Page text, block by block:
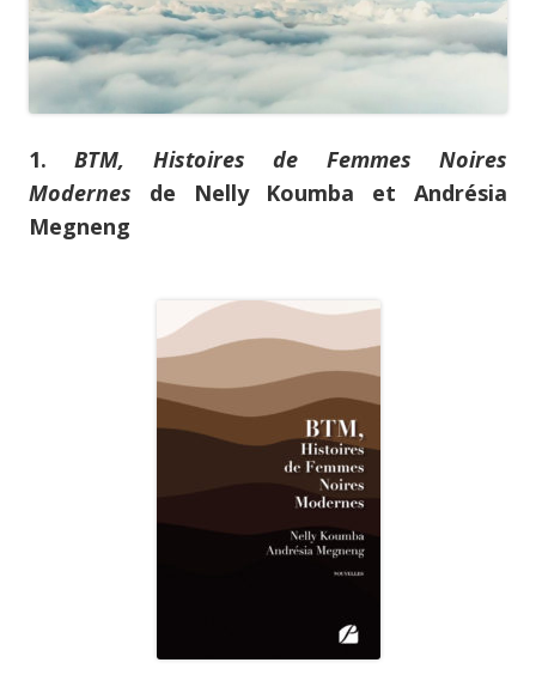
1.BTM, Histoires de Femmes Noires
Modernes de Nelly Koumba et Andrésia
Megneng